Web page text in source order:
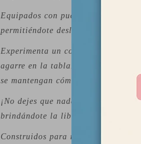
Equipados con pucks Sector 9 Ball
permitiéndote deslizarte con
Experimenta un confort sin igual
agarre en la tabla. La espuma
se mantengan cómodas incluso en
¡No dejes que nada te detenga! El
brindándote la libertad para
Construidos para resistir las